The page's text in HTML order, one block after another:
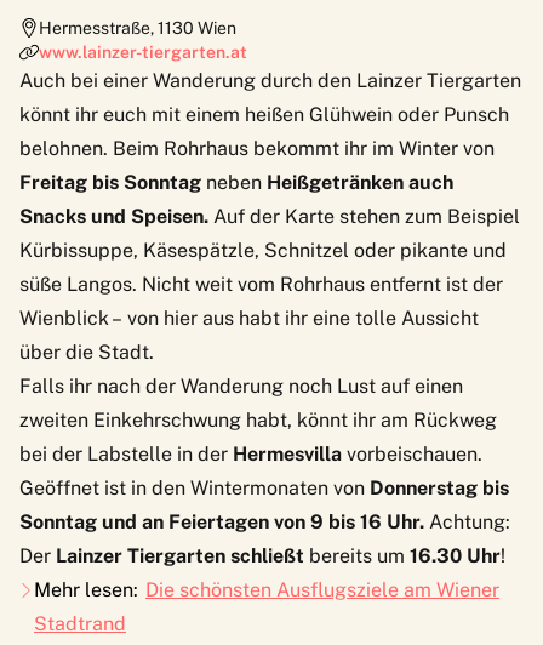
Hermesstraße,1130 Wien
www.lainzer-tiergarten.at
Auch bei einer Wanderung durch den Lainzer Tiergarten
könnt ihr euch mit einem heißen Glühwein oder Punsch
belohnen. Beim Rohrhaus bekommt ihr im Winter von
Freitag bis Sonntag neben Heißgetränken auch
Snacks und Speisen. Auf der Karte stehen zum Beispiel
Kürbissuppe, Käsespätzle, Schnitzel oder pikante und
süße Langos. Nicht weit vom Rohrhaus entfernt ist der
Wienblick – von hier aus habt ihr eine tolle Aussicht
über die Stadt.
Falls ihr nach der Wanderung noch Lust auf einen
zweiten Einkehrschwung habt, könnt ihr am Rückweg
bei der Labstelle in der Hermesvilla vorbeischauen.
Geöffnet ist in den Wintermonaten von Donnerstag bis
Sonntag und an Feiertagen von 9 bis 16 Uhr. Achtung:
Der Lainzer Tiergarten schließt bereits um 16.30 Uhr!
Mehr lesen: Die schönsten Ausflugsziele am Wiener
Stadtrand